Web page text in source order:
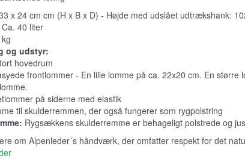
x 24 cm cm (H x B x D) - Højde med udslået udtrækshank:
Ca. 40 liter
og udstyr:
hovedrum
frontlommer - En lille lomme på ca. 22x20 cm. En
på siderne med elastik
til skulderremmen, der også fungerer som rygpolstring
Rygsækkens skulderremme er behageligt polstrede og
om Alpenleder´s håndværk, der omfatter respekt for det